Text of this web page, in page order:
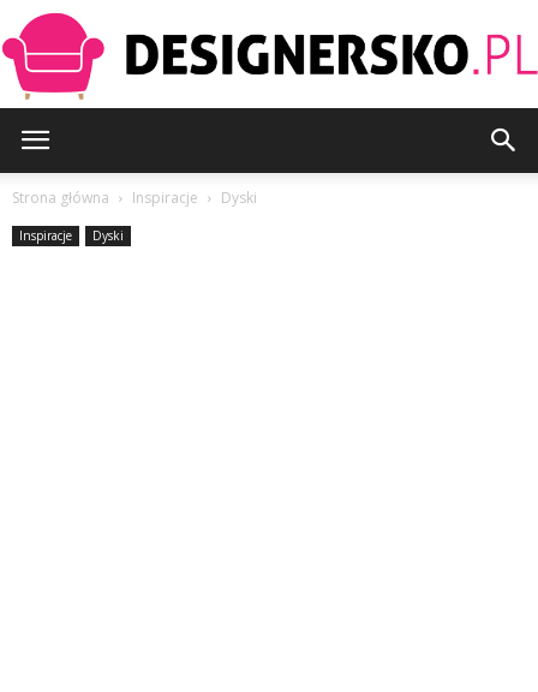
Strona główna Inspiracje Dyski
Inspiracje Dyski